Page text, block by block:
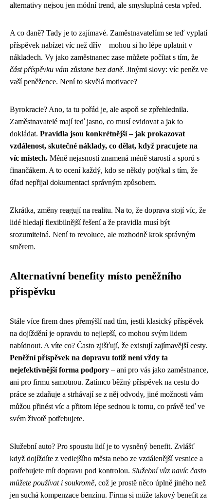
alternativy nejsou jen módní trend, ale smysluplná cesta vpřed.
A co daně? Tady je to zajímavé. Zaměstnavatelům se teď vyplatí
příspěvek nabízet víc než dřív – mohou si ho lépe uplatnit v
nákladech. Vy jako zaměstnanec zase můžete počítat s tím, že
část příspěvku vám zůstane bez daně. Jinými slovy: víc peněz ve
vaší peněžence. Není to skvělá motivace?
Byrokracie? Ano, ta tu pořád je, ale aspoň se zpřehlednila.
Zaměstnavatelé mají teď jasno, co musí evidovat a jak to
dokládat. Pravidla jsou konkrétnější – jak prokazovat
vzdálenost, skutečné náklady, co dělat, když pracujete na
víc místech. Méně nejasností znamená méně starostí a sporů s
finančákem. A to ocení každý, kdo se někdy potýkal s tím, že
úřad nepřijal dokumentaci správným způsobem.
Zkrátka, změny reagují na realitu. Na to, že doprava stojí víc, že
lidé hledají flexibilnější řešení a že pravidla musí být
srozumitelná. Není to revoluce, ale rozhodně krok správným
směrem.
Alternativní benefity místo peněžního
příspěvku
Stále více firem dnes přemýšlí nad tím, jestli klasický příspěvek
na dojíždění je opravdu to nejlepší, co mohou svým lidem
nabídnout. A víte co? Často zjišťují, že existují zajímavější cesty.
Peněžní příspěvek na dopravu totiž není vždy ta
nejefektivnější forma podpory – ani pro vás jako zaměstnance,
ani pro firmu samotnou. Zatímco běžný příspěvek na cestu do
práce se zdaňuje a strhávají se z něj odvody, jiné možnosti vám
můžou přinést víc a přitom lépe sednou k tomu, co právě teď ve
svém životě potřebujete.
Služební auto? Pro spoustu lidí je to vysněný benefit. Zvlášť
když dojíždíte z vedlejšího města nebo ze vzdálenější vesnice a
potřebujete mít dopravu pod kontrolou. Služební vůz navíc často
můžete používat i soukromě, což je prostě něco úplně jiného než
jen suchá kompenzace benzínu. Firma si může takový benefit za